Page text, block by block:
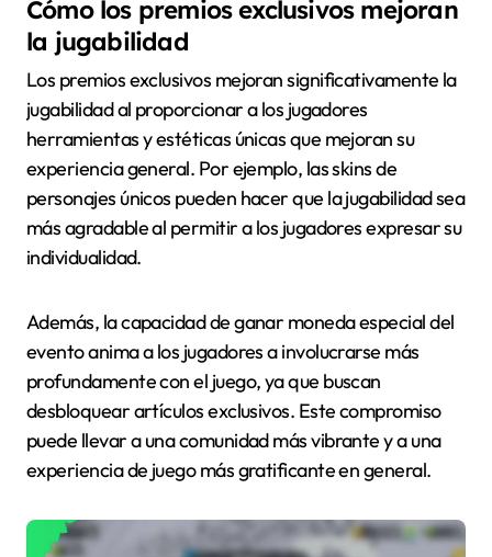
Cómo los premios exclusivos mejoran
la jugabilidad
Los premios exclusivos mejoran significativamente la
jugabilidad al proporcionar a los jugadores
herramientas y estéticas únicas que mejoran su
experiencia general. Por ejemplo, las skins de
personajes únicos pueden hacer que la jugabilidad sea
más agradable al permitir a los jugadores expresar su
individualidad.
Además, la capacidad de ganar moneda especial del
evento anima a los jugadores a involucrarse más
profundamente con el juego, ya que buscan
desbloquear artículos exclusivos. Este compromiso
puede llevar a una comunidad más vibrante y a una
experiencia de juego más gratificante en general.